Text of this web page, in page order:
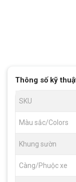
Thông số kỹ
SKU
Màu sắc/Colors
Khung sườn
Càng/Phuộc xe